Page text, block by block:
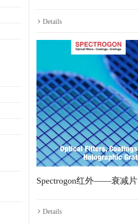
Details
Spectrogon红外——衰减片
Details